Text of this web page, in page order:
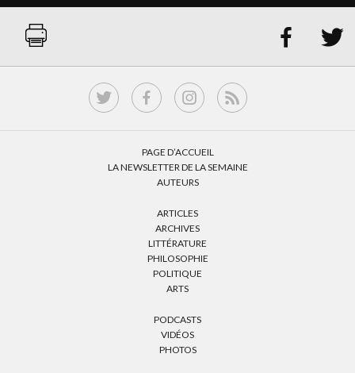
 
PAGE D’ACCUEIL
LA NEWSLETTER DE LA SEMAINE
AUTEURS
ARTICLES
ARCHIVES
LITTÉRATURE
PHILOSOPHIE
POLITIQUE
ARTS
PODCASTS
VIDÉOS
PHOTOS